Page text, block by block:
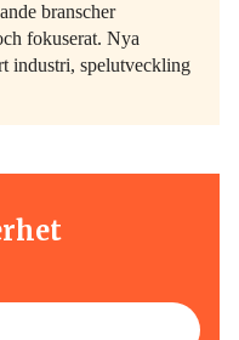
branscher
fokuserat. Nya
industri, spelutveckling